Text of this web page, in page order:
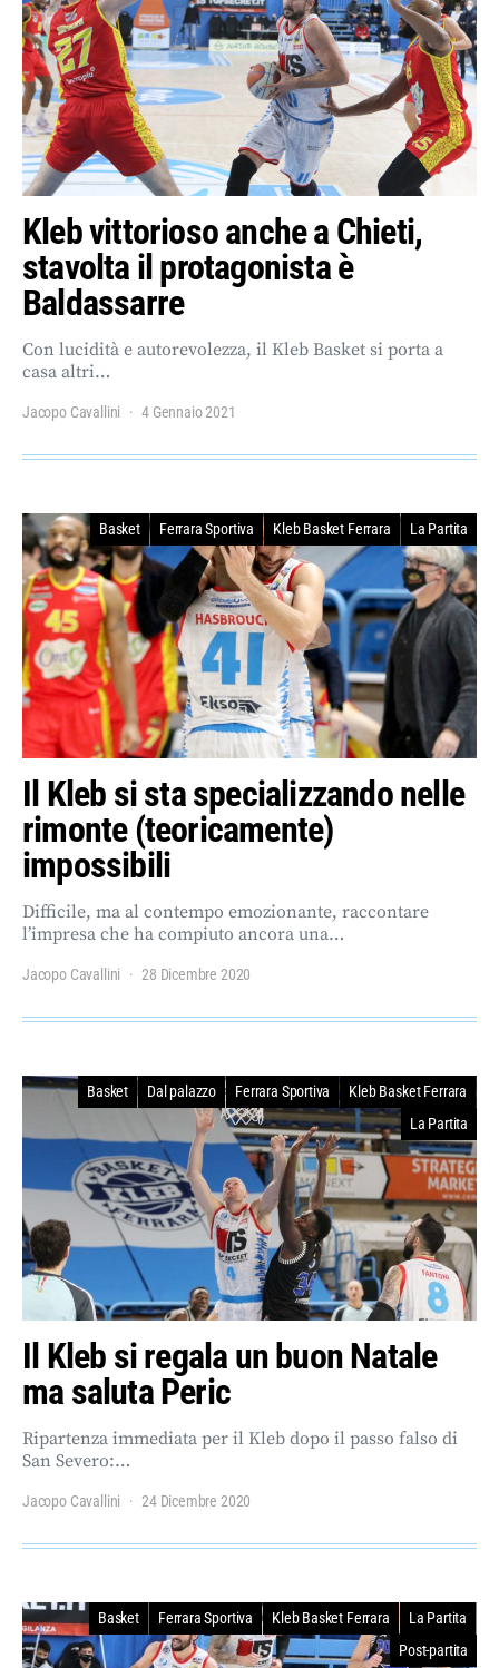
Kleb vittorioso anche a Chieti,
stavolta il protagonista è
Baldassarre
Con lucidità e autorevolezza, il Kleb Basket si porta a
casa altri…
Jacopo Cavallini 4 Gennaio 2021
Basket Ferrara Sportiva Kleb Basket Ferrara La Partita
Il Kleb si sta specializzando nelle
rimonte (teoricamente)
impossibili
Difficile, ma al contempo emozionante, raccontare
l’impresa che ha compiuto ancora una…
Jacopo Cavallini 28 Dicembre 2020
Basket Dal palazzo Ferrara Sportiva
Kleb Basket Ferrara
La Partita
Il Kleb si regala un buon Natale
ma saluta Peric
Ripartenza immediata per il Kleb dopo il passo falso di
San Severo:…
Jacopo Cavallini 24 Dicembre 2020
Basket Ferrara Sportiva Kleb Basket Ferrara
La Partita
Post-partita